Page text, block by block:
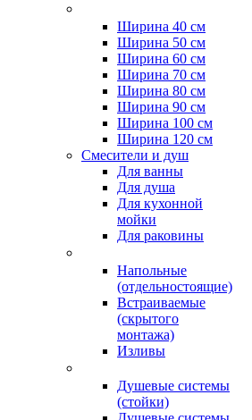
Ширина 40 см
Ширина 50 см
Ширина 60 см
Ширина 70 см
Ширина 80 см
Ширина 90 см
Ширина 100 см
Ширина 120 см
Смесители и душ
Для ванны
Для душа
Для кухонной
мойки
Для раковины
Напольные
(отдельностоящие)
Встраиваемые
(скрытого
монтажа)
Изливы
Душевые системы
(стойки)